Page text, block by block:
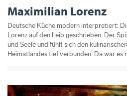
Maximilian Lorenz
Deutsche Küche modern interpretiert:
Lorenz auf den Leib geschrieben. Der
und Seele und fühlt sich den
Heimatlandes tief verbunden. Da war es